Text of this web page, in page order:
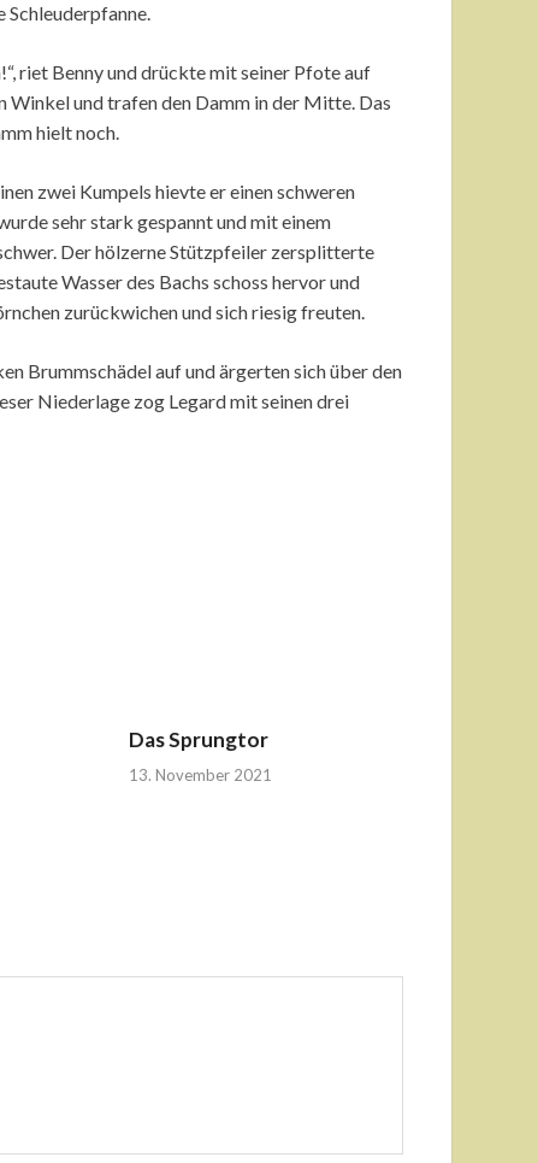
Schleuderpfanne.
riet Benny und drückte mit seiner Pfote auf
Winkel und trafen den Damm in der Mitte. Das
hielt noch.
zwei Kumpels hievte er einen schweren
sehr stark gespannt und mit einem
Der hölzerne Stützpfeiler zersplitterte
Wasser des Bachs schoss hervor und
zurückwichen und sich riesig freuten.
Brummschädel auf und ärgerten sich über den
Niederlage zog Legard mit seinen drei
Das Sprungtor
13. November 2021